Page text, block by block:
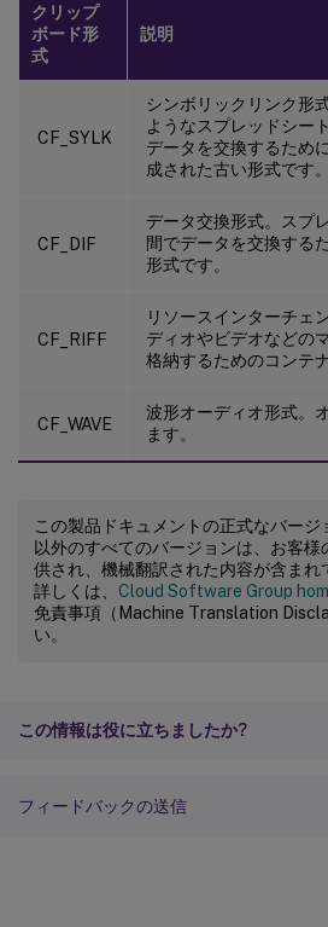
クリップ
ボード形
式
説明
CF_SYLK
シンボリックリンク
ようなスプレッドシー
データを交換するため
成された古い形式です。
CF_DIF
データ交換形式。スプ
間でデータを交換する
形式です。
CF_RIFF
リソースインターチェ
ディオやビデオなどの
格納するためのコンテ
CF_WAVE
波形オーディオ形式。
ます。
この製品ドキュメントの正式なバー
以外のすべてのバージョンは、お客様
供され、機械翻訳された内容が含まれ
詳しくは、 Cloud Software Group
免責事項（Machine Translation
い。
この情報は役に立ちましたか?
フィードバックの送信